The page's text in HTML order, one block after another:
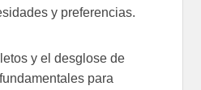
y preferencias.
y el desglose de
para